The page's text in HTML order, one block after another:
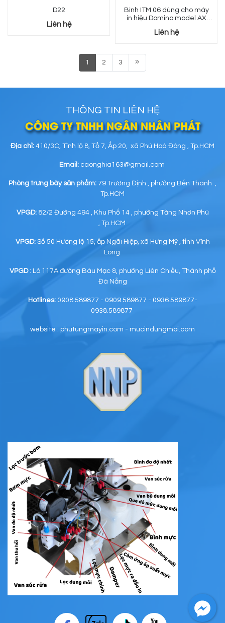
D22
Liên hệ
Bình ITM 06 dùng cho máy
in hiệu Domino model AX
Liên hệ
1 2 3
THÔNG TIN LIÊN HỆ
CÔNG TY TNHH NGÂN NHÂN PHÁT
Địa chỉ: 410/3C, Tỉnh lộ 8, Tổ 7, Ấp 20, xã Phú Hoà Đông , Tp.HCM
Email:caonghia163@gmail.com
Phòng trưng bày sản phẩm: 79 Trương Định , phường Bến Thành ,
Tp.HCM
VPGD:82/2 Đường 494 , Khu Phố 14 , phường Tăng Nhơn Phú
, Tp.HCM
VPGD:Số 50 Hương lộ 15, ấp Ngãi Hiệp, xã Hưng Mỹ , tỉnh Vĩnh
Long
VPGD: Lô 117A đường Bàu Mạc 8, phường Liên Chiểu, Thành phố
Đà Nẵng
Hotlines:0908.589877 - 0909.589877 - 0936.589877-
0938.589877
website : phutungmayin.com - mucindungmoi.com